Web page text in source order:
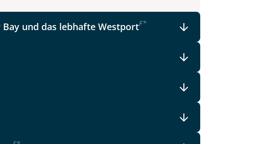
und das lebhafte WestportF*